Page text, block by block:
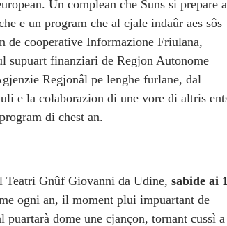
Un complean che Suns si prepare a
e un program che al cjale indaûr aes sôs
cooperative Informazione Friulana,
supuart finanziari de Regjon Autonome
Regjonâl pe lenghe furlane, dal
e la colaborazion di une vore di altris
di chest an.
Teatri Gnûf Giovanni da Udine,sabide ai
ogni an, il moment plui impuartant de
dome une cjançon, tornant cussì a